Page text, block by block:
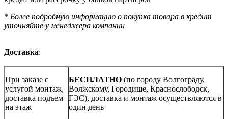
* Более подробную информацию о покупка товара в кредит
уточняйте у менеджера компании
Доставка:
При заказе с
услугой монтаж,
доставка подъем
на этаж
БЕСПЛАТНО (по городу Волгограду,
Волжскому, Городище, Краснослободск,
ГЭС), доставка и монтаж осуществляются в
один день